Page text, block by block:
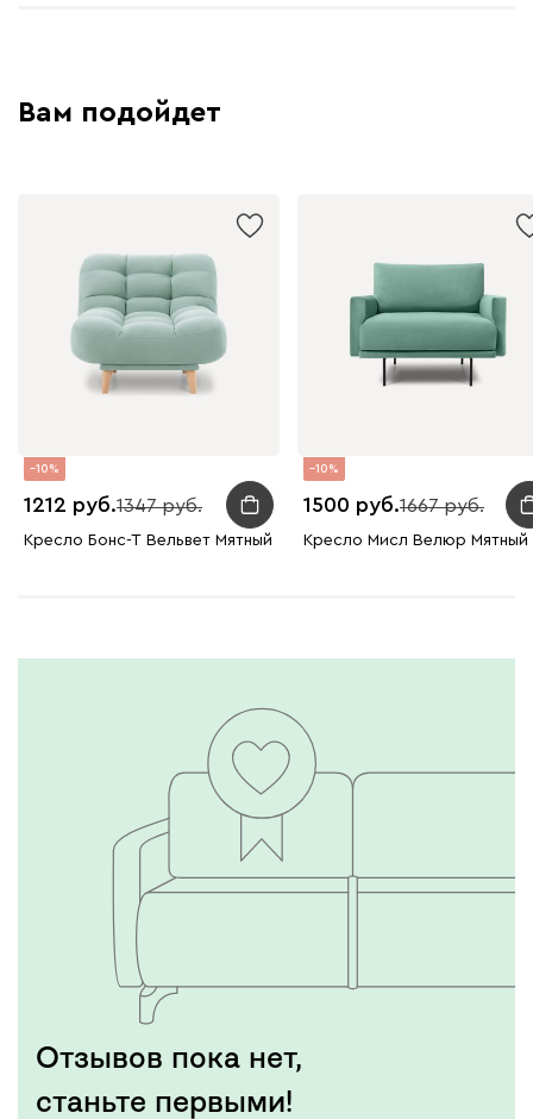
Вайт Латте
Бежевый Графит Серый
Вам подойдет
10
1212 1347
Кресло Бонс-Т Вельвет Мятный
10
1500 1667
Кресло Мисл Велюр Мятный
Отзывов пока нет,
станьте первыми!